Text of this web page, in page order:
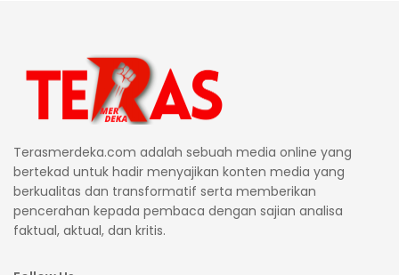
Terasmerdeka.com adalah sebuah media online yang
bertekad untuk hadir menyajikan konten media yang
berkualitas dan transformatif serta memberikan
pencerahan kepada pembaca dengan sajian analisa
faktual, aktual, dan kritis.